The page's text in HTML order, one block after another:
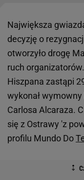
Największa
decyzję o
otworzyło drogę
ruch
Hiszpana zastąpi
wykonał
Carlosa Alcaraza.
się z Ostrawy 'z
profilu Mundo Do